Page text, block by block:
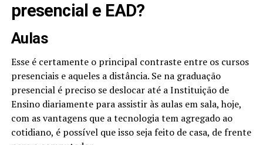
presencial e EAD?
Aulas
Esse é certamente o principal contraste entre os cursos
presenciais e aqueles a distância. Se na graduação
presencial é preciso se deslocar até a Instituição de
Ensino diariamente para assistir às aulas em sala, hoje,
com as vantagens que a tecnologia tem agregado ao
cotidiano, é possível que isso seja feito de casa, de frente